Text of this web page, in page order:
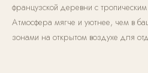
французской деревни с
Атмосфера мягче и уютнее, чем в
зонами на открытом воздухе для